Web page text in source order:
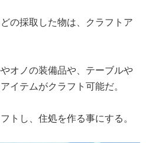
の採取した物は、クラフトア
オノの装備品や、テーブルや
イテムがクラフト可能だ。
トし、住処を作る事にする。